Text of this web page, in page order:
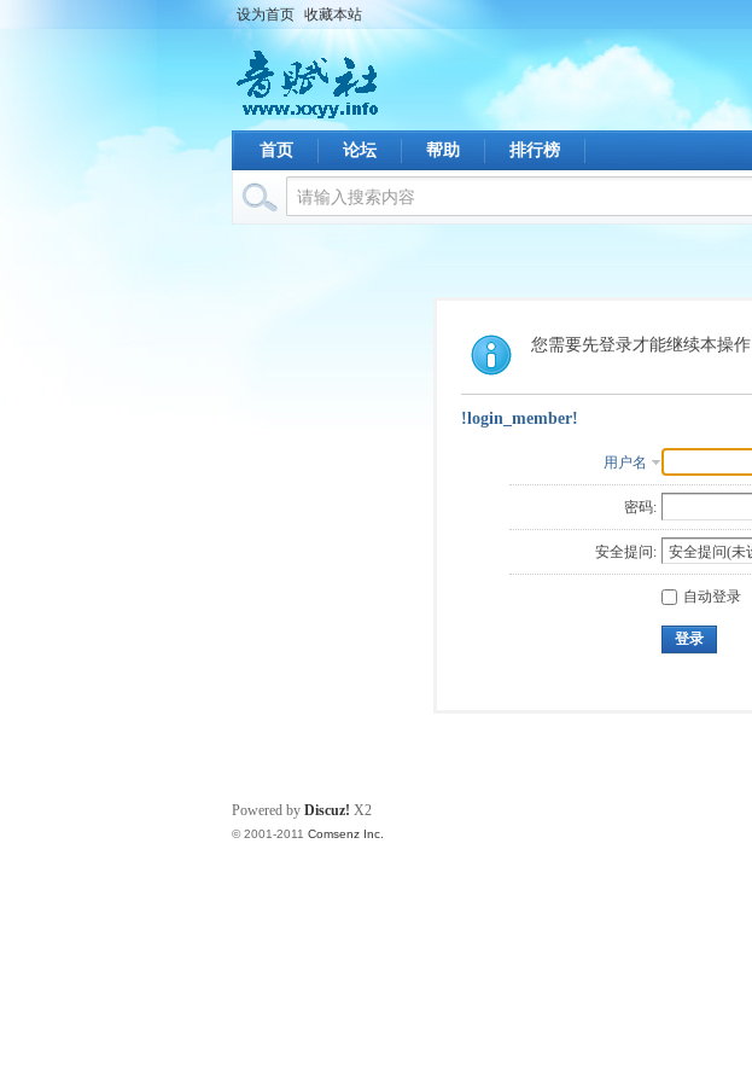
设为首页 收藏本站
首页 论坛 帮助 排行榜
您需要先登录才能继续本操作
!login_member!
用户名
密码:
安全提问:
自动登录
登录
Powered by Discuz! X2
© 2001-2011 Comsenz Inc.